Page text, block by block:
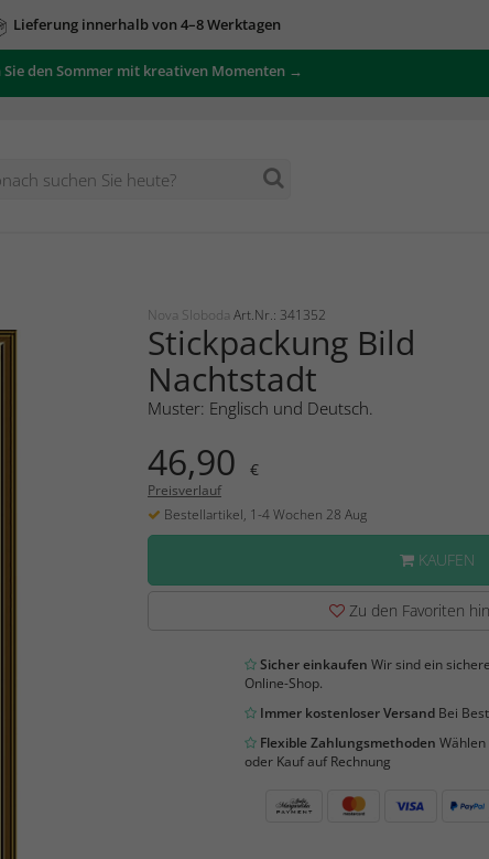
Lieferung innerhalb von 4–8 Werktagen
Sie den Sommer mit kreativen Momenten →
Nova Sloboda Art.Nr.: 341352
Stickpackung Bild
Nachtstadt
Muster: Englisch und Deutsch.
46,90 €
Preisverlauf
Bestellartikel, 1-4 Wochen 28 Aug
KAUFEN
Zu den Favoriten
Sicher einkaufen Wir sind ein
Online-Shop.
Immer kostenloser VersandBei
Flexible Zahlungsmethoden Wählen
oder Kauf auf Rechnung